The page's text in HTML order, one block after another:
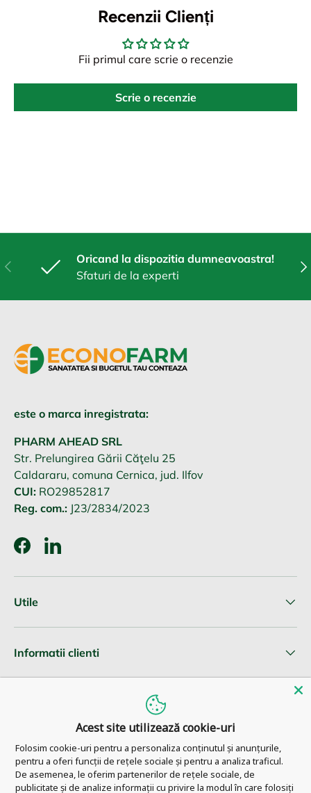
Recenzii Clienți
Fii primul care scrie o recenzie
Scrie o recenzie
Anterior
Oricand la dispozitia dumneavoastra!
Sfaturi de la experti
este o marca inregistrata:
PHARM AHEAD SRL
Str. Prelungirea Gării Căţelu 25
Caldararu, comuna Cernica, jud. Ilfov
CUI: RO29852817
Reg. com.: J23/2834/2023
FacebookLinkedIn
Utile
Informatii clienti
© 2026 Pharm Ahead.
Acest site utilizează cookie-uri
Folosim cookie-uri pentru a personaliza conținutul și anunțurile,
pentru a oferi funcții de rețele sociale și pentru a analiza traficul.
De asemenea, le oferim partenerilor de rețele sociale, de
publicitate și de analize informații cu privire la modul în care folosiți